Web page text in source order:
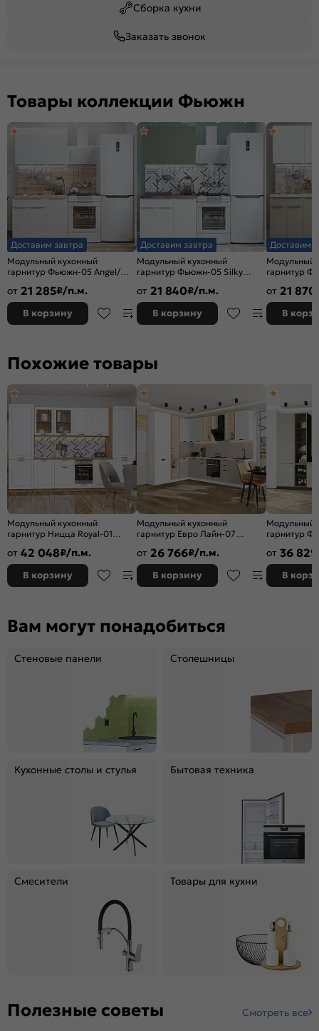
Сборка кухни
Заказать звонок
Товары коллекции Фьюжн
Доставим завтра
Модульный кухонный
гарнитур Фьюжн-05 Angel/
от 21 285₽/п.м.
В корзину
Доставим завтра
Модульный кухонный
гарнитур Фьюжн-05 Silky
2140x1000x600
от 21 840₽/п.м.
В корзину
Доставим
Модульный
гарнитур
от 21 870
В
Похожие товары
Модульный кухонный
гарнитур Ницца Royal-01
2140x3150x600
от 42 048₽/п.м.
В корзину
Модульный кухонный
гарнитур Евро Лайн-07
2340x2000/3000x600
от 26 766₽/п.м.
В корзину
Модульный
гарнитур
Полки
от 36 829
В
Вам могут понадобиться
Стеновые панели Столешницы
Кухонные столы и стулья Бытовая техника
Смесители Товары для кухни
Полезные советы Смотреть все